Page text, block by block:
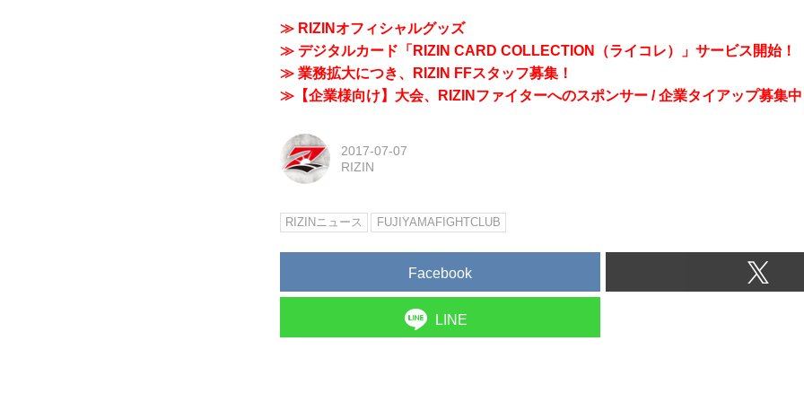
≫ RIZINオフィシャルグッズ
≫ デジタルカード「RIZIN CARD COLLECTION（ライコレ）」サービス開始！
≫ 業務拡大につき、RIZIN FFスタッフ募集！
≫【企業様向け】大会、RIZINファイターへのスポンサー / 企業タイアップ募集
2017-07-07
RIZIN
RIZINニュース FUJIYAMAFIGHTCLUB
Facebook
LINE